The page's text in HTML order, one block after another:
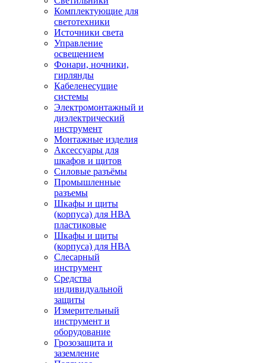
Комплектующие для
светотехники
Источники света
Управление
освещением
Фонари, ночники,
гирлянды
Кабеленесущие
системы
Электромонтажный и
диэлектрический
инструмент
Монтажные изделия
Аксессуары для
шкафов и щитов
Силовые разъёмы
Промышленные
разъемы
Шкафы и щиты
(корпуса) для НВА
пластиковые
Шкафы и щиты
(корпуса) для НВА
Слесарный
инструмент
Средства
индивидуальной
защиты
Измерительный
инструмент и
оборудование
Грозозащита и
заземление